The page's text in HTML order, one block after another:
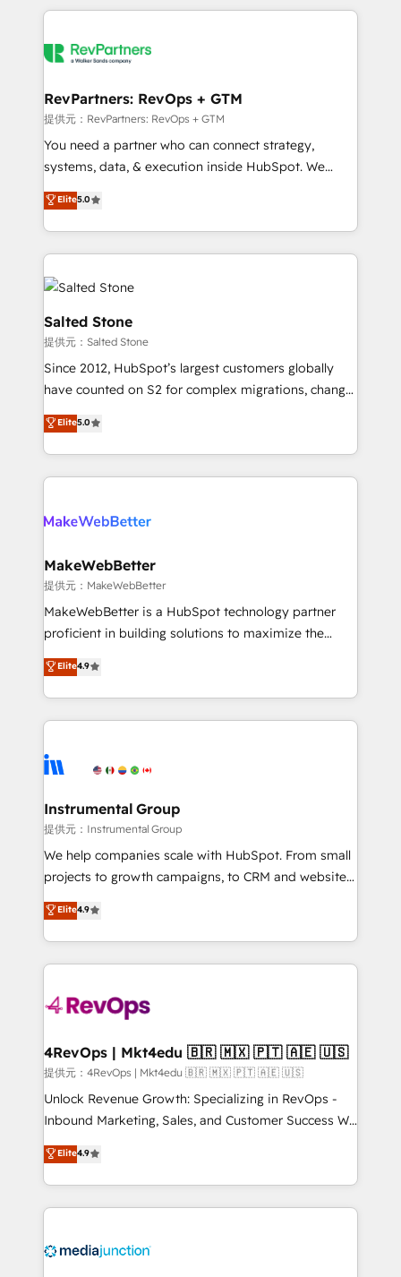
we de-risk complex CRM programmes and
multi-region migrations to AI-powered automation,
scale. 🏆 HubSpot’s CEO called us “the partner of the
future.” Others agree it is proof of trust built through
measurable impact.
RevPartners: RevOps + GTM
提供元：RevPartners: RevOps + GTM
You need a partner who can connect strategy,
systems, data, & execution inside HubSpot. We
bridge the gap where most agencies fall short by
combining GTM strategy with technical execution to
solve the right problem with the right solution. As the
only firm in the world to hold Elite Partner
Accreditations with both HubSpot and Clay, our
clients gain a unique advantage in CRM architecture,
pipeline generation, data intelligence, and go-to-
market execution. Why B2B Businesses Choose RP: -
Secure: Soc2 compliant 🛡️ - Pricing: Implementations
starting at $1,5k 💵 - Speed: Launch in 14 days ⚡ -
Scale: Fastest tiering Elite HubSpot Partner 🪴 -
technical agency for a growth problem. Hire a
Elite5.0
Salted Stone
提供元：Salted Stone
Since 2012, HubSpot’s largest customers globally
have counted on S2 for complex migrations, change
management, systems integration, and creative
solutions that deliver measurable impact and
transform brand experiences As one of the few full-
service creative agencies in the HubSpot
winning design to build scalable, globally
marketing campaigns, & RevOps frameworks that
fuel long-term success We connect the entire
customer lifecycle through seamless integrations,
ensure long-term adoption with change-
and service to drive sustainable growth With 6 key
HubSpot accreditations and experience across
teams has worked with clients just like you Let’s
explore whether S2 is the partner you’ve been
Elite5.0
MakeWebBetter
提供元：MakeWebBetter
MakeWebBetter is a HubSpot technology partner
proficient in building solutions to maximize the
operational efficiency of HubSpot. The fastest-
growing tech-enabler & facilitator, MakeWebBetter,
hands you the blend of HubSpot expertise &
eminent solutions & integrations. Trust us to
Elite Partners with 10+ years of HubSpot experience
Premier Partner 2023 🌟5 HubSpot Accreditations 🌟
Won HubSpot Theme Challenge 2021 🌟INBOUND’19
HubSpot Rising Star Why us? Harnessing the full
potential of the powerful HubSpot CRM. ✔️A team of
HubSpot experience ✔️Flexible pricing models —
Hourly-fee (assigned one Dedicated HubSpot
requirement). ✔️Helped over 25,000+ customers so
far with our HubSpot solutions. ✔️Bespoke apps &
on-demand bundle services. Connect with us today!
Elite4.9
Instrumental Group
提供元：Instrumental Group
We help companies scale with HubSpot. From small
projects to growth campaigns, to CRM and websites.
Hire an agency that's experienced in every inch of
HubSpot and willing to work hand-in-hand with your
team to simplify the complex and build a better
experience for your team and customers.
Elite4.9
4RevOps | Mkt4edu 🇧🇷 🇲🇽 🇵🇹 🇦🇪 🇺🇸
提供元：4RevOps | Mkt4edu 🇧🇷 🇲🇽 🇵🇹 🇦🇪 🇺🇸
Unlock Revenue Growth: Specializing in RevOps -
Inbound Marketing, Sales, and Customer Success We
specialize in driving revenue growth for companies
across industries through tailored marketing, sales,
and customer success strategies, utilizing RevOps
methodologies. As Latin America's largest HubSpot
offer unparalleled insights. Operating in five
Elite4.9